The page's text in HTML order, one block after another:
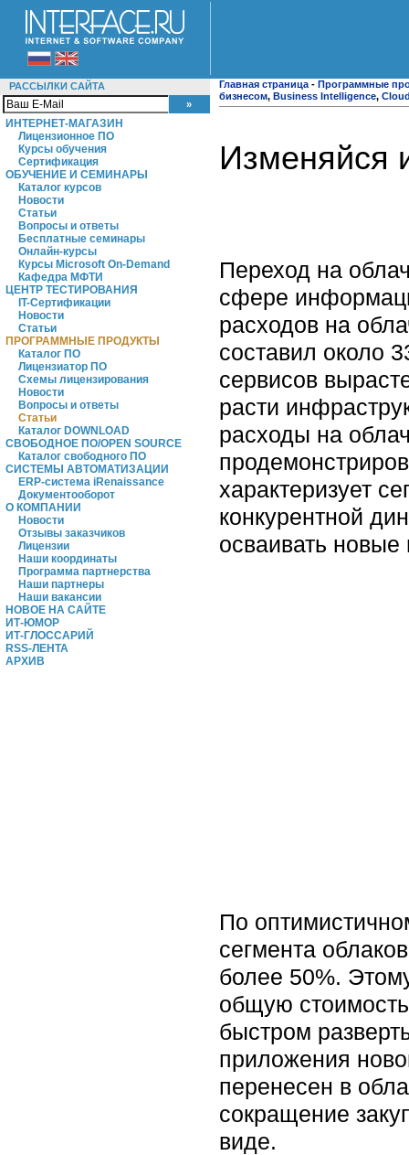
РАССЫЛКИ САЙТА
ИНТЕРНЕТ-МАГАЗИН
Лицензионное ПО
Курсы обучения
Сертификация
ОБУЧЕНИЕ И СЕМИНАРЫ
Каталог курсов
Новости
Статьи
Вопросы и ответы
Бесплатные семинары
Онлайн-курсы
Курсы Microsoft On-Demand
Кафедра МФТИ
ЦЕНТР ТЕСТИРОВАНИЯ
IT-Сертификации
Новости
Статьи
ПРОГРАММНЫЕ ПРОДУКТЫ
Каталог ПО
Лицензиатор ПО
Схемы лицензирования
Новости
Вопросы и ответы
Статьи
Каталог DOWNLOAD
СВОБОДНОЕ ПО/OPEN SOURCE
Каталог свободного ПО
СИСТЕМЫ АВТОМАТИЗАЦИИ
ERP-система iRenaissance
Документооборот
О КОМПАНИИ
Новости
Отзывы заказчиков
Лицензии
Наши координаты
Программа партнерства
Наши партнеры
Наши вакансии
НОВОЕ НА САЙТЕ
ИТ-ЮМОР
ИТ-ГЛОССАРИЙ
RSS-ЛЕНТА
АРХИВ
Главная страница - Программные
бизнесом, Business Intelligence,
Изменяйся
Переход на
сфере
расходов на
составил около
сервисов
расти
расходы на
характеризует
конкурентной
осваивать новые
По
сегмента
более 50%.
общую
быстром
приложения
перенесен в
сокращение
виде.